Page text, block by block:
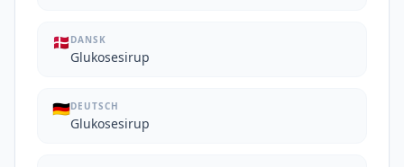
🇩🇰 DANSK
Glukosesirup
🇩🇪DEUTSCH
Glukosesirup